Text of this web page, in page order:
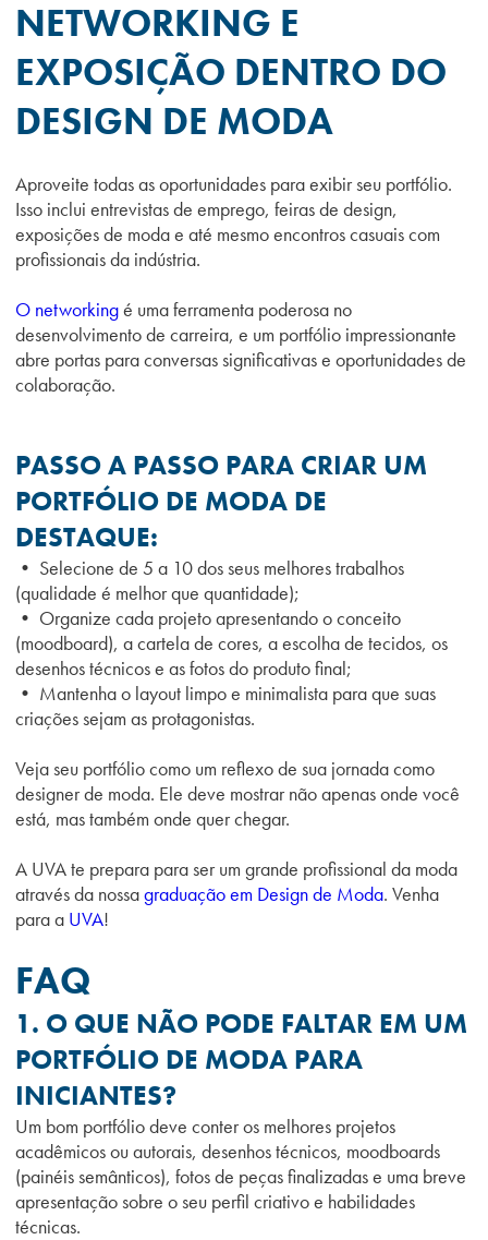
NETWORKING E
EXPOSIÇÃO DENTRO DO
DESIGN DE MODA
Aproveite todas as oportunidades para exibir seu portfólio.
Isso inclui entrevistas de emprego, feiras de design,
exposições de moda e até mesmo encontros casuais com
profissionais da indústria.
O networkingé uma ferramenta poderosa no
desenvolvimento de carreira, e um portfólio impressionante
abre portas para conversas significativas e oportunidades de
colaboração.
PASSO A PASSO PARA CRIAR UM
PORTFÓLIO DE MODA DE
DESTAQUE:
• Selecione de 5 a 10 dos seus melhores trabalhos
(qualidade é melhor que quantidade);
• Organize cada projeto apresentando o conceito
(moodboard), a cartela de cores, a escolha de tecidos, os
desenhos técnicos e as fotos do produto final;
• Mantenha o layout limpo e minimalista para que suas
criações sejam as protagonistas.
Veja seu portfólio como um reflexo de sua jornada como
designer de moda. Ele deve mostrar não apenas onde você
está, mas também onde quer chegar.
A UVA te prepara para ser um grande profissional da moda
através da nossagraduação em Design de Moda. Venha
para a UVA!
FAQ
1. O QUE NÃO PODE FALTAR EM UM
PORTFÓLIO DE MODA PARA
INICIANTES?
Um bom portfólio deve conter os melhores projetos
acadêmicos ou autorais, desenhos técnicos, moodboards
(painéis semânticos), fotos de peças finalizadas e uma breve
apresentação sobre o seu perfil criativo e habilidades
técnicas.